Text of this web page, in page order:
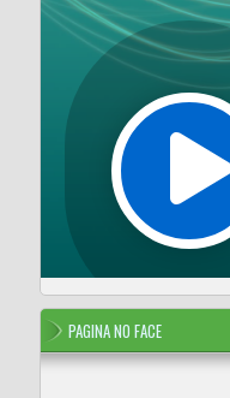
PAGINA NO FACE